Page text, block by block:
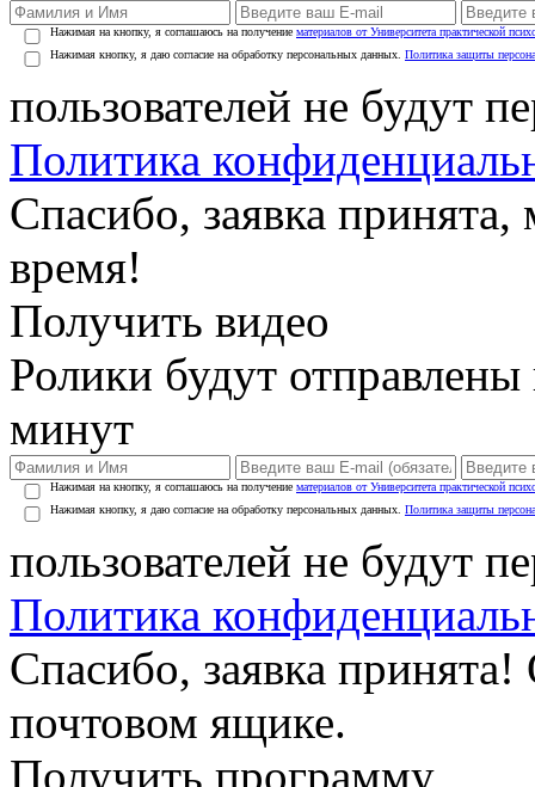
Нажимая на кнопку, я соглашаюсь на получение материалов от Университета практической
Нажимая кнопку, я даю согласие на обработку персональных данных. Политика защиты
пользователей не будут
Политика
Спасибо, заявка
время!
Получить видео
Ролики будут
минут
Нажимая на кнопку, я соглашаюсь на получение материалов от Университета практической
Нажимая кнопку, я даю согласие на обработку персональных данных. Политика защиты
пользователей не будут
Политика
Спасибо, заявка
почтовом ящике.
Получить программу